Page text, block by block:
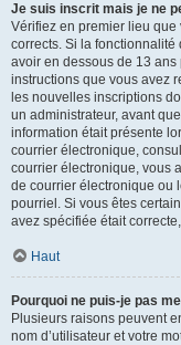
Je suis inscrit mais je ne
Vérifiez en premier lieu que
corrects. Si la fonctionnalité
avoir en dessous de 13 ans
instructions que vous avez
les nouvelles inscriptions
un administrateur, avant
information était présente
courrier électronique,
courrier électronique, vous
de courrier électronique ou
pourriel. Si vous êtes
avez spécifiée était
Haut
Pourquoi ne puis-je pas
Plusieurs raisons peuvent
nom d’utilisateur et votre